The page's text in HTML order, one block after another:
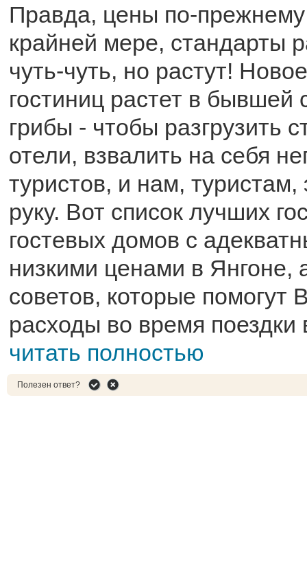
Правда, цены по-
крайней мере, стандарты
чуть-чуть, но растут!
гостиниц растет в бывшей
грибы - чтобы разгрузить
отели, взвалить на себя
туристов, и нам, туристам,
руку. Вот список лучших
гостевых домов с
низкими ценами в Янгоне,
советов, которые помогут
расходы во время поездки
читать полностью
Полезен ответ?